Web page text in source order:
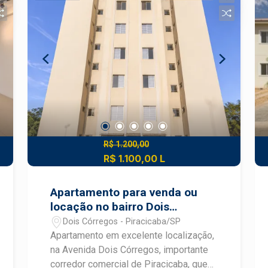
sempre esteve presente. A localização
é um dos destaque desse novo
empreendimento, o Sodero está
localizado no antigo cursinho CLQ na
Avenida Carlos Martins Sodero,
próximo a Avenida Independência. O
Sodero conta com duas torres, 15
pavimentos, 6 apartamentos por andar,
2 vagas por apartamento e depósito. O
lazer é um show a parte, conta com
brinquedoteca, coworking café, lounge,
lounge festa, sport bar, lounge externo,
churrasqueira gourmet, pet place, praça
de jogos, mini quadra, horta, pergolado,
pocket park, salão de festa kids,
espaço cinema, academia, cross
training, piscina, deck molhado e
R$ 1.200,00
R$ 1.100,00 L
Apartamento para venda ou
locação no bairro Dois
Córregos
Dois Córregos - Piracicaba/SP
Apartamento em excelente localização,
na Avenida Dois Córregos, importante
corredor comercial de Piracicaba, que